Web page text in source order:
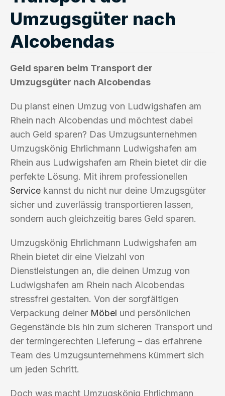
Umzugsgüter nach
Alcobendas
Geld sparen beim Transport der
Umzugsgüter nach Alcobendas
Du planst einen Umzug von Ludwigshafen am
Rhein nach Alcobendas und möchtest dabei
auch Geld sparen? Das Umzugsunternehmen
Umzugskönig Ehrlichmann Ludwigshafen am
Rhein aus Ludwigshafen am Rhein bietet dir die
perfekte Lösung. Mit ihrem professionellen
Service kannst du nicht nur deine Umzugsgüter
sicher und zuverlässig transportieren lassen,
sondern auch gleichzeitig bares Geld sparen.
Umzugskönig Ehrlichmann Ludwigshafen am
Rhein bietet dir eine Vielzahl von
Dienstleistungen an, die deinen Umzug von
Ludwigshafen am Rhein nach Alcobendas
stressfrei gestalten. Von der sorgfältigen
Verpackung deiner Möbel und persönlichen
Gegenstände bis hin zum sicheren Transport und
der termingerechten Lieferung – das erfahrene
Team des Umzugsunternehmens kümmert sich
um jeden Schritt.
Doch was macht Umzugskönig Ehrlichmann